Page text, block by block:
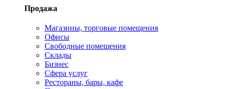
Продажа
Магазины, торговые помещения
Офисы
Свободные помещения
Склады
Бизнес
Сфера услуг
Рестораны, бары, кафе